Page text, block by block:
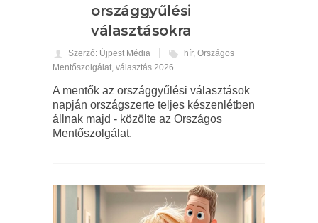
országgyűlési
választásokra
Szerző: Újpest Média hír, Országos
Mentőszolgálat, választás 2026
A mentők az országgyűlési választások
napján országszerte teljes készenlétben
állnak majd - közölte az Országos
Mentőszolgálat.